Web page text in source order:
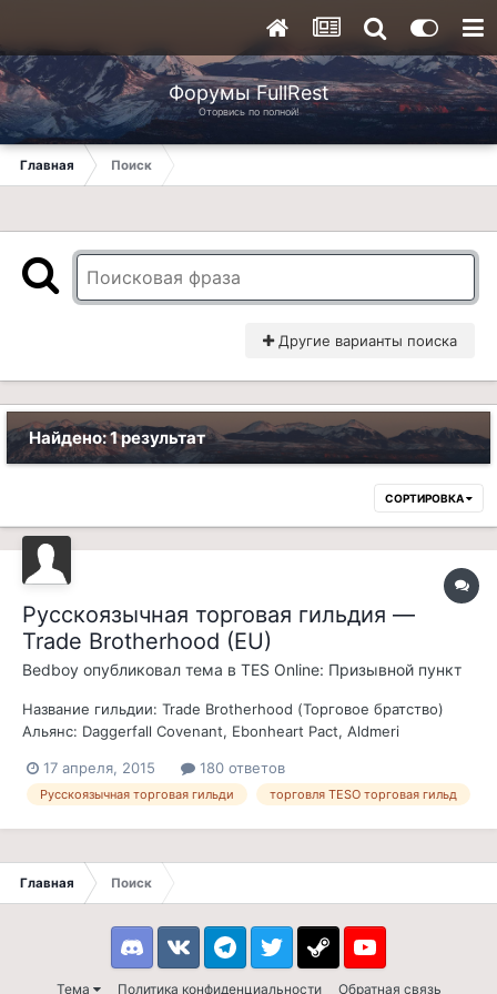
Форумы FullRest
Оторвись по полной!
Главная Поиск
Другие варианты поиска
Найдено: 1 результат
СОРТИРОВКА
Русскоязычная торговая гильдия —
Trade Brotherhood (EU)
Bedboy опубликовал тема в TES Online: Призывной пункт
Название гильдии: Trade Brotherhood (Торговое братство)
Альянс: Daggerfall Covenant, Ebonheart Pact, Aldmeri
казуальной торговой гильдии Trade Brotherhood, хороший
выбор для новеньких игроков. Цель торговой гильдии
17 апреля, 2015 180 ответов
Русскоязычная торговая гильди торговля TESO торговая гильд
Главная Поиск
Тема Политика конфиденциальности Обратная связь
DiscordVK TelegramTwitter Steam Youtube